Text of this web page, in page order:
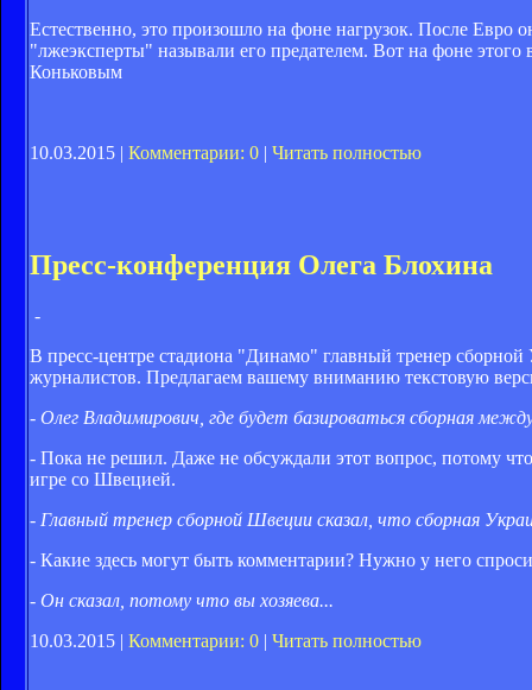
Естественно, это произошло на фоне нагрузок. После Евро
"лжеэксперты" называли его предателем. Вот на фоне
Коньковым
10.03.2015 | Комментарии: 0 | Читать полностью
Пресс-конференция Олега Блохина
-
В пресс-центре стадиона "Динамо" главный тренер
журналистов. Предлагаем вашему вниманию текстовую
- Олег Владимирович, где будет базироваться сборная
- Пока не решил. Даже не обсуждали этот вопрос, потому
игре со Швецией.
- Главный тренер сборной Швеции сказал, что сборная
- Какие здесь могут быть комментарии? Нужно у него
- Он сказал, потому что вы хозяева...
10.03.2015 | Комментарии: 0 | Читать полностью